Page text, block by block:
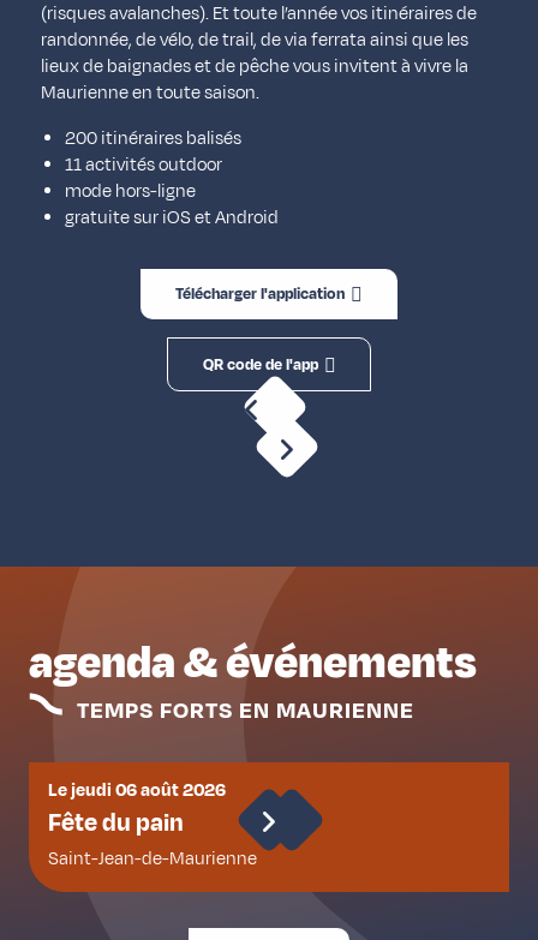
(risques avalanches). Et toute l’année vos itinéraires de
randonnée, de vélo, de trail, de via ferrata ainsi que les
lieux de baignades et de pêche vous invitent à vivre la
Maurienne en toute saison.
200 itinéraires balisés
11 activités outdoor
mode hors-ligne
gratuite sur iOS et Android
Télécharger l'application
QR code de l'app
agenda & événements
TEMPS FORTS EN MAURIENNE
Le jeudi 06 août 2026
Fête du pain
Saint-Jean-de-Maurienne